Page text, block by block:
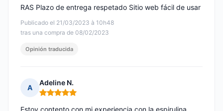
Publicado el 21/03/2023 à 10h48
tras una compra de 08/02/2023
RAS Plazo de entrega respetado Sitio web fácil de usar
Opinión traducida
A
Adeline N.
Nota: 5 de 5